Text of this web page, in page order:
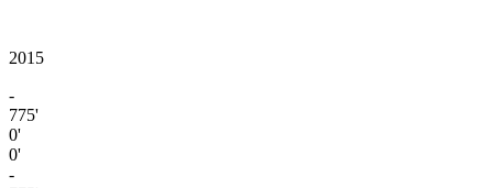
2015
-
775'
0'
0'
-